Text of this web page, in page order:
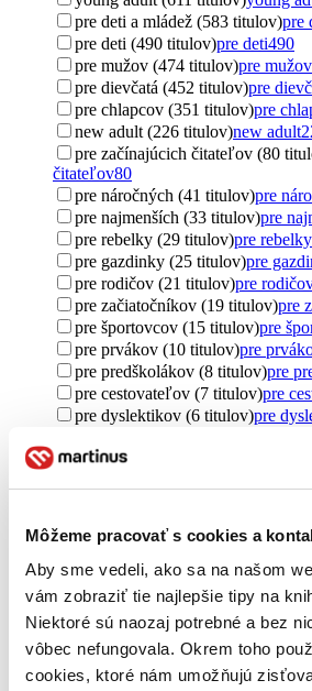
Môžeme pracovať s cookies a
Aby sme vedeli, ako sa na našom
vám zobraziť tie najlepšie tipy na
Niektoré sú naozaj potrebné a bez
vôbec nefungovala. Okrem toho
cookies, ktoré nám umožňujú
pre deti a mládež (583 titulov)pre
pre deti (490 titulov)pre deti490
pre mužov (474 titulov)pre mužov
pre dievčatá (452 titulov)pre
pre chlapcov (351 titulov)pre
new adult (226 titulov)new adult
pre začínajúcich čitateľov (80
čitateľov80
pre náročných (41 titulov)pre
pre najmenších (33 titulov)pre
pre rebelky (29 titulov)pre rebelky
pre gazdinky (25 titulov)pre
pre rodičov (21 titulov)pre
pre začiatočníkov (19 titulov)pre
pre športovcov (15 titulov)pre
pre prvákov (10 titulov)pre
pre predškolákov (8 titulov)pre
pre cestovateľov (7 titulov)pre
pre dyslektikov (6 titulov)pre
pre kresťanov (5 titulov)
pre seniorov (2 tituly) pre seniorov
samoukovia (2 tituly)samoukovia
pre učiteľov (1 titul)pre učiteľov1
pre cudzincov (1 titul) pre
Ďalšie možnosti
Autor
Dominik Dán (165 titulov)